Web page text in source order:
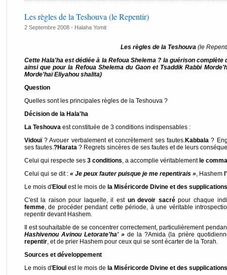
Les règles de la Teshouva (le Repentir)
2 Septembre 2008 - Halaha Yomit
Les règles de la Teshouva (le
Cette Hala'ha est dédiée à la Refoua Shelema ? la guérison complète
ainsi que pour la Refoua Shelema du Gaon et Tsaddik Rabbi
Morde'haï Eliyahou shalita)
Question
Quelles sont les principales règles de la Teshouva ?
Décision de la Hala'ha
La Teshouvaest constituée de 3 conditions indispensables :
Vidouï? Avouer verbalement et concrètement ses fautes.Kabbala ?
ses fautes.?Harata? Regrets sincères de ses fautes et de leurs
Celui qui respecte ses 3 conditions, a accomplie véritablement le
Celui qui se dit : « Je peux fauter puisque je me repentirais », Hashem
Le mois d'Eloul est le mois de la Miséricorde Divine et des supplications
C'est la raison pour laquelle, il est un devoir sacrépour chaque
femme, de procéder pendant cette période, à une véritable
repentir devant Hashem.
Il est souhaitable de se concentrer correctement, particulièrement
Hashivenou Avinou Letorate'ha' »de la ?Amida (la prière
repentir, et de prier Hashem pour ceux qui se sont écarter de la Torah.
Sources et développement
Le mois d'Eloul est le mois de la Miséricorde Divine et des supplications